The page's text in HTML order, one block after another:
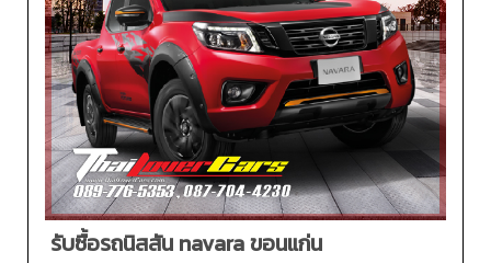
รับซื้อรถนิสสัน navara ขอนแก่น